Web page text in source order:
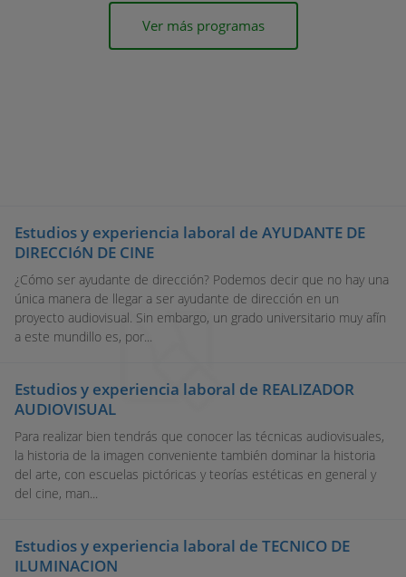
Ver más programas
Estudios y experiencia laboral de AYUDANTE DE
DIRECCIóN DE CINE
¿Cómo ser ayudante de dirección? Podemos decir que no hay una
única manera de llegar a ser ayudante de dirección en un
proyecto audiovisual. Sin embargo, un grado universitario muy afín
a este mundillo es, por...
Estudios y experiencia laboral de REALIZADOR
AUDIOVISUAL
Para realizar bien tendrás que conocer las técnicas audiovisuales,
la historia de la imagen conveniente también dominar la historia
del arte, con escuelas pictóricas y teorías estéticas en general y
del cine, man...
Estudios y experiencia laboral de TECNICO DE
ILUMINACION